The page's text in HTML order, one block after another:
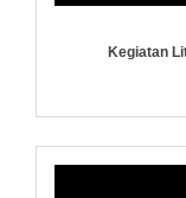
Kegiatan